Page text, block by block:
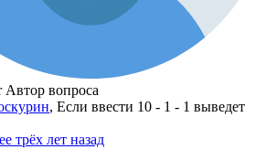
Автор вопроса
, Если ввести 10 - 1 - 1 выведет
трёх лет назад